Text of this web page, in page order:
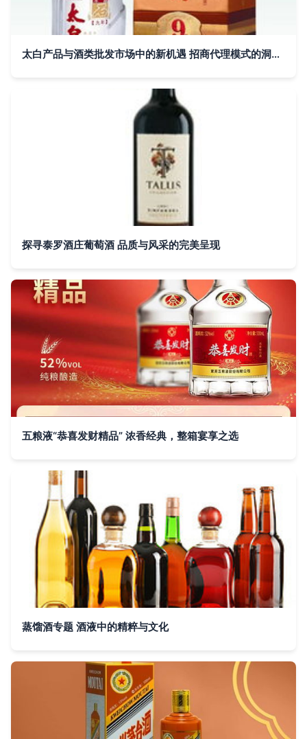
太白产品与酒类批发市场中的新机遇 招商代理模式的洞察与方向
探寻泰罗酒庄葡萄酒 品质与风采的完美呈现
五粮液“恭喜发财精品” 浓香经典，整箱宴享之选
蒸馏酒专题 酒液中的精粹与文化